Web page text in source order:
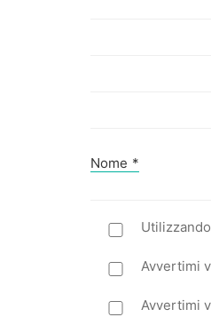
Nome *
Avvertimi
Avvertimi